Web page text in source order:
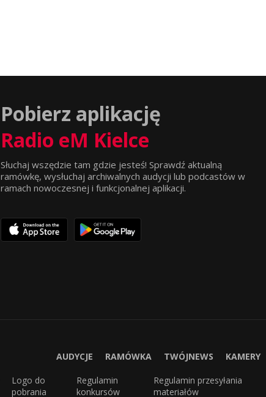
Pobierz aplikację
Radio eM Kielce
Słuchaj wszędzie tam gdzie jesteś! Sprawdź aktualną
ramówkę, wysłuchaj archiwalnych audycji lub podcastów w
ramach nowoczesnej i funkcjonalnej aplikacji.
AUDYCJE RAMÓWKA TWÓJNEWS KAMERY
Logo do
pobrania
Regulamin
konkursów
Regulamin przesyłania
materiałów